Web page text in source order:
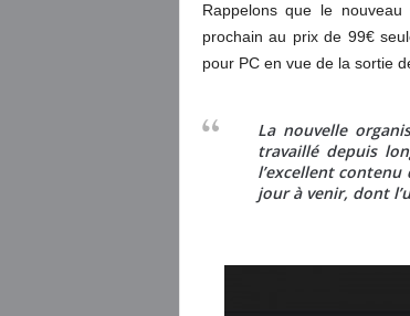
Rappelons que le
prochain au prix de 99€
pour PC en vue de la sortie
La nouvelle
travaillé depuis
l’excellent
jour à venir, dont